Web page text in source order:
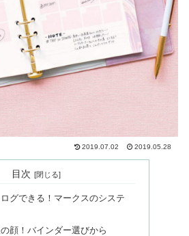
2019.07.02 2019.05.28
目次
グできる！マークスのシステ
顔！バインダー選びから